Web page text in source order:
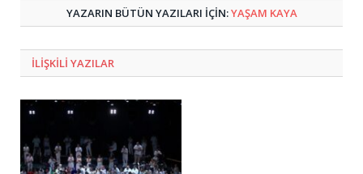
YAZARIN BÜTÜN YAZILARI IÇIN:YAŞAM KAYA
ILIŞKILI YAZILAR